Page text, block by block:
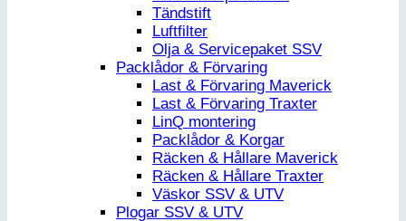
Tändstift
Luftfilter
Olja & Servicepaket SSV
Packlådor & Förvaring
Last & Förvaring Maverick
Last & Förvaring Traxter
LinQ montering
Packlådor & Korgar
Räcken & Hållare Maverick
Räcken & Hållare Traxter
Väskor SSV & UTV
Plogar SSV & UTV